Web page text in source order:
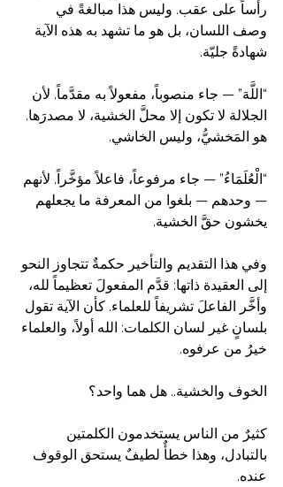
رأساً على عقب. وليس هذا مبالغةً في
وصف اللسان، بل هو ما تشهد به هذه الآية
شهادةً جليّة.
“اللَّهَ” — جاء منصوباً، مفعولاً به مقدَّماً. لأن
الجلالة لا تكون إلا محلَّ الخشية، لا مصدرَها.
هو المَخشيُّ، وليس الخاشي.
“الْعُلَمَاءُ” — جاء مرفوعاً، فاعلاً مؤخَّراً. لأنهم
— وحدهم — بلغوا من المعرفة ما يجعلهم
يخشون حقَّ الخشية.
وفي هذا التقديم والتأخير حكمةٌ تتجاوز النحو
إلى العقيدة ذاتها: قدَّم المفعولَ تعظيماً لله،
وأخَّر الفاعلَ تشريفاً للعلماء. كأن الآية تقول
بلسانٍ غير لسان الكلمات: الله أولاً، والعلماء
خيرُ من عرفوه.
الخوف والخشية.. هل هما واحد؟
كثيرٌ من الناس يستخدمون الكلمتين
بالتبادل، وهذا خطأٌ لطيفٌ يستحق الوقوف
عنده.